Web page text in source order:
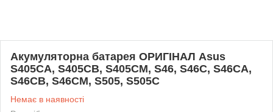
Акумуляторна батарея ОРИГІНАЛ Asus
S405CA, S405CB, S405CM, S46, S46C, S46CA,
S46CB, S46CM, S505, S505C
Немає в наявності